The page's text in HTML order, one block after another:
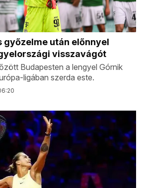
győzelme után előnnyel
visszavágót
Budapesten a lengyel Górnik
ligában szerda este.